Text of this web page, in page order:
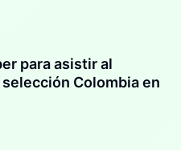
para asistir al
Colombia en